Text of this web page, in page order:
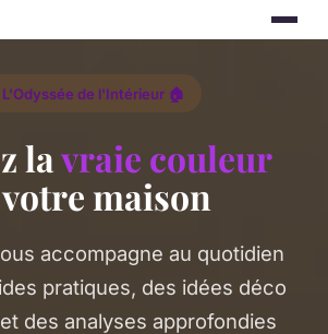
L'Odyssée de l'Intérieur 🏠
lavraie couleur
maison
accompagne au quotidien
pratiques, des idées déco
des analyses approfondies